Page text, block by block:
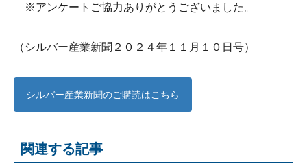
※アンケートご協力ありがとうございました。
（シルバー産業新聞２０２４年１１月１０日号）
シルバー産業新聞のご購読はこちら
関連する記事